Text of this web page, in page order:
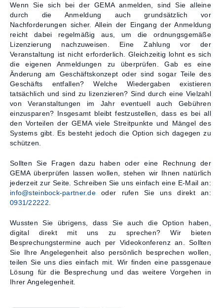
Wenn Sie sich bei der GEMA anmelden, sind Sie alleine
durch die Anmeldung auch grundsätzlich vor
Nachforderungen sicher. Allein der Eingang der Anmeldung
reicht dabei regelmäßig aus, um die ordnungsgemäße
Lizenzierung nachzuweisen. Eine Zahlung vor der
Veranstaltung ist nicht erforderlich. Gleichzeitig lohnt es sich
die eigenen Anmeldungen zu überprüfen. Gab es eine
Änderung am Geschäftskonzept oder sind sogar Teile des
Geschäfts entfallen? Welche Wiedergaben existieren
tatsächlich und sind zu lizenzieren? Sind durch eine Vielzahl
von Veranstaltungen im Jahr eventuell auch Gebühren
einzusparen? Insgesamt bleibt festzustellen, dass es bei all
den Vorteilen der GEMA viele Streitpunkte und Mängel des
Systems gibt. Es besteht jedoch die Option sich dagegen zu
schützen.
Sollten Sie Fragen dazu haben oder eine Rechnung der
GEMA überprüfen lassen wollen, stehen wir Ihnen natürlich
jederzeit zur Seite. Schreiben Sie uns einfach eine E-Mail an:
info@steinbock-partner.de oder rufen Sie uns direkt an:
0931/22222
Wussten Sie übrigens, dass Sie auch die Option haben,
digital direkt mit uns zu sprechen? Wir bieten
Besprechungstermine auch per Videokonferenz an. Sollten
Sie Ihre Angelegenheit also persönlich besprechen wollen,
teilen Sie uns dies einfach mit. Wir finden eine passgenaue
Lösung für die Besprechung und das weitere Vorgehen in
Ihrer Angelegenheit.